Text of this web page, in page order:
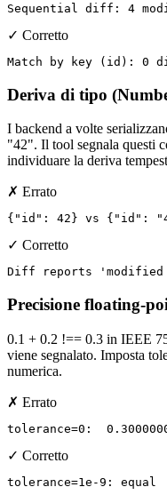
Sequential diff: 4
✓ Corretto
Match by key (id): 0
Deriva di tipo
I backend a volte
"42". Il tool segnala questi
individuare la deriva
✗ Errato
{"id": 42} vs {"id":
✓ Corretto
Diff reports
Precisione floating-
0.1 + 0.2 !== 0.3 in IEEE
viene segnalato. Imposta
numerica.
✗ Errato
tolerance=0:
✓ Corretto
tolerance=1e-9: equal